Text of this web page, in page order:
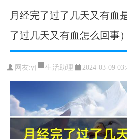
月经完了过了几天又有血
了过几天又有血怎么回事）
网友:yj 生活助理 2024-03-09